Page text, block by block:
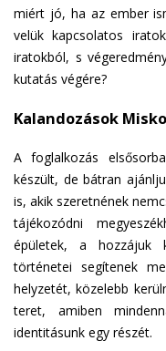
miért jó, ha az ember
velük kapcsolatos
iratokból, s
kutatás végére?
Kalandozások
A foglalkozás
készült, de bátran
is, akik szeretnének
tájékozódni
épületek, a hozzájuk
történetei segítenek
helyzetét, közelebb
teret, amiben
identitásunk egy részét.